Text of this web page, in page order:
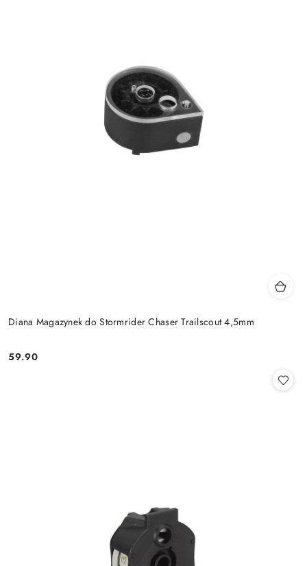
Diana Magazynek do Stormrider Chaser Trailscout 4,5mm
Cena:
59.90